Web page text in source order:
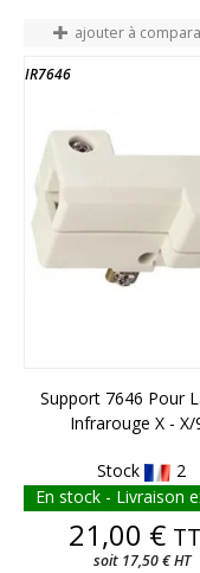
ajouter à
IR7646
Support 7646 Pour
Infrarouge X - X/
Stock
2
En stock - Livraison
Prix
21,00 €
soit 17,50 € HT